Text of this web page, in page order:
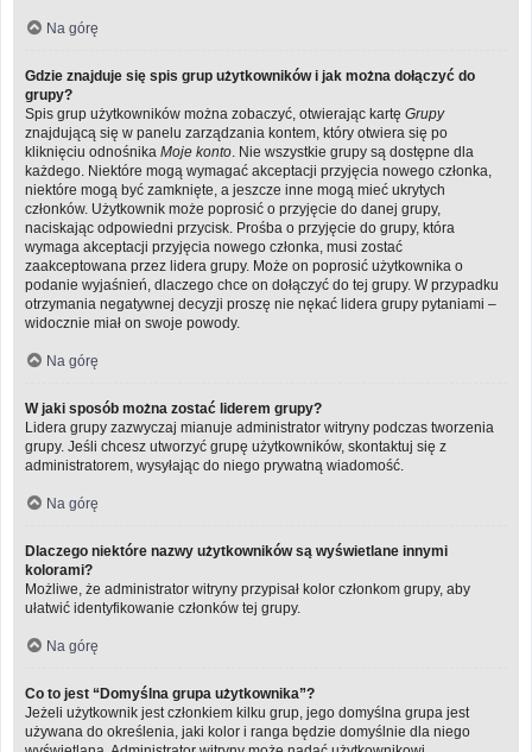
Na górę
Gdzie znajduje się spis grup użytkowników i jak można dołączyć do
grupy?
Spis grup użytkowników można zobaczyć, otwierając kartę Grupy
znajdującą się w panelu zarządzania kontem, który otwiera się po
kliknięciu odnośnika Moje konto . Nie wszystkie grupy są dostępne dla
każdego. Niektóre mogą wymagać akceptacji przyjęcia nowego członka,
niektóre mogą być zamknięte, a jeszcze inne mogą mieć ukrytych
członków. Użytkownik może poprosić o przyjęcie do danej grupy,
naciskając odpowiedni przycisk. Prośba o przyjęcie do grupy, która
wymaga akceptacji przyjęcia nowego członka, musi zostać
zaakceptowana przez lidera grupy. Może on poprosić użytkownika o
podanie wyjaśnień, dlaczego chce on dołączyć do tej grupy. W przypadku
otrzymania negatywnej decyzji proszę nie nękać lidera grupy pytaniami –
widocznie miał on swoje powody.
Na górę
W jaki sposób można zostać liderem grupy?
Lidera grupy zazwyczaj mianuje administrator witryny podczas tworzenia
grupy. Jeśli chcesz utworzyć grupę użytkowników, skontaktuj się z
administratorem, wysyłając do niego prywatną wiadomość.
Na górę
Dlaczego niektóre nazwy użytkowników są wyświetlane innymi
kolorami?
Możliwe, że administrator witryny przypisał kolor członkom grupy, aby
ułatwić identyfikowanie członków tej grupy.
Na górę
Co to jest “Domyślna grupa użytkownika”?
Jeżeli użytkownik jest członkiem kilku grup, jego domyślna grupa jest
używana do określenia, jaki kolor i ranga będzie domyślnie dla niego